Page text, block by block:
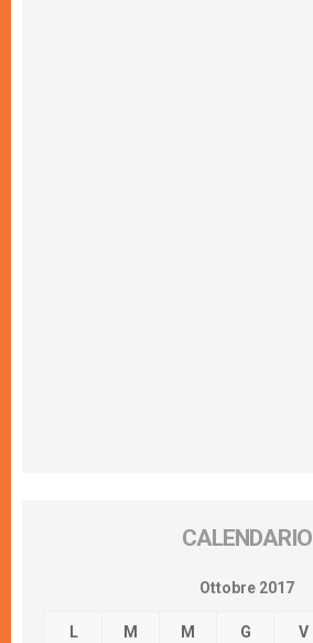
CALENDARIO
Ottobre 2017
L M M G V